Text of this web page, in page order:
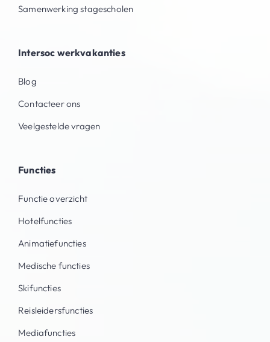
Samenwerking stagescholen
Intersoc werkvakanties
Blog
Contacteer ons
Veelgestelde vragen
Functies
Functie overzicht
Hotelfuncties
Animatiefuncties
Medische functies
Skifuncties
Reisleidersfuncties
Mediafuncties